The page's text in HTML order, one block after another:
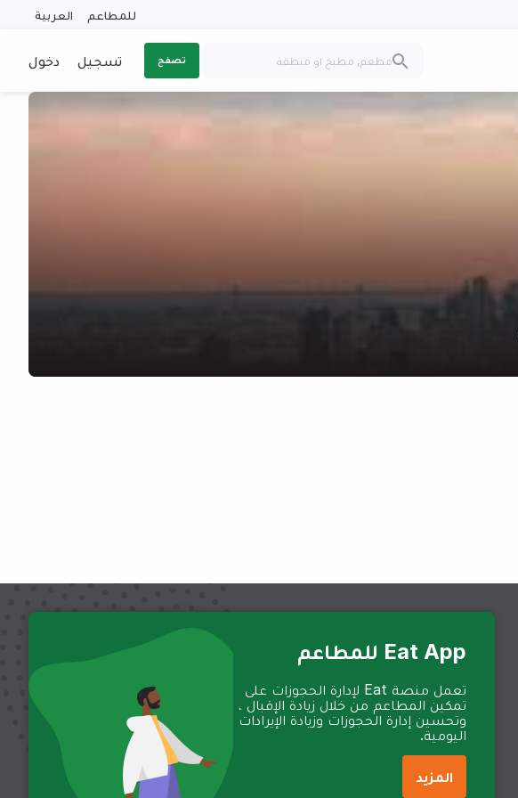
للمطاعم العربية
تصفح تسجيل دخول
Eat App للمطاعم
تعمل منصة Eat لإدارة الحجوزات على
تمكين المطاعم من خلال زيادة الإقبال ،
وتحسين إدارة الحجوزات وزيادة الإيرادات
اليومية.
المزيد